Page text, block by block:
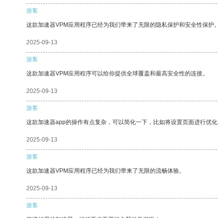
游客
这款加速器VPM应用程序已经为我们带来了无限的隐私保护和安全性保护
2025-09-13
游客
这款加速器VPM应用程序可以给你提供全球覆盖和最高安全性的连接。
2025-09-13
游客
这款加速器app的操作有点复杂，可以简化一下，比如将设置页面进行优
2025-09-13
游客
这款加速器VPM应用程序已经为我们带来了无限的流畅体验。
2025-09-13
游客